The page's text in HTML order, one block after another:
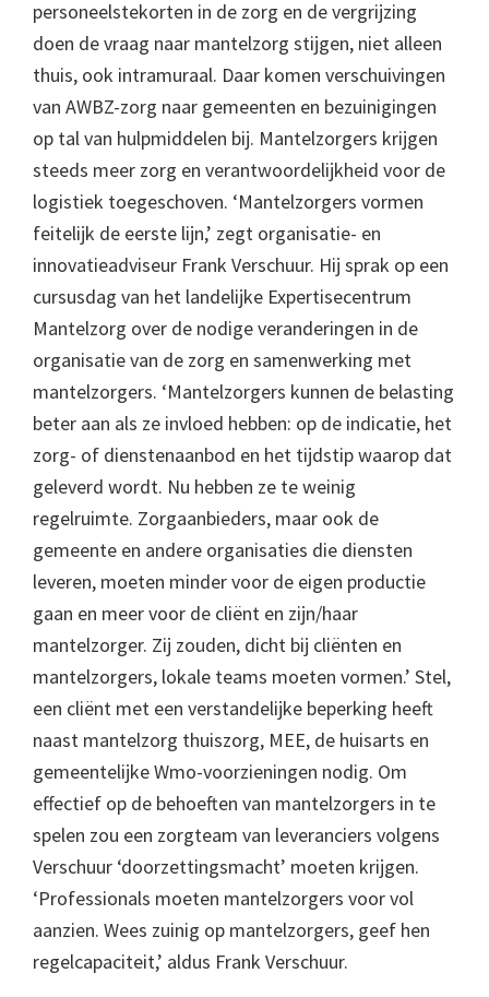
personeelstekorten in de zorg en de vergrijzing
doen de vraag naar mantelzorg stijgen, niet alleen
thuis, ook intramuraal. Daar komen verschuivingen
van AWBZ-zorg naar gemeenten en bezuinigingen
op tal van hulpmiddelen bij. Mantelzorgers krijgen
steeds meer zorg en verantwoordelijkheid voor de
logistiek toegeschoven. ‘Mantelzorgers vormen
feitelijk de eerste lijn,’ zegt organisatie- en
innovatieadviseur Frank Verschuur. Hij sprak op een
cursusdag van het landelijke Expertisecentrum
Mantelzorg over de nodige veranderingen in de
organisatie van de zorg en samenwerking met
mantelzorgers. ‘Mantelzorgers kunnen de belasting
beter aan als ze invloed hebben: op de indicatie, het
zorg- of dienstenaanbod en het tijdstip waarop dat
geleverd wordt. Nu hebben ze te weinig
regelruimte. Zorgaanbieders, maar ook de
gemeente en andere organisaties die diensten
leveren, moeten minder voor de eigen productie
gaan en meer voor de cliënt en zijn/haar
mantelzorger. Zij zouden, dicht bij cliënten en
mantelzorgers, lokale teams moeten vormen.’ Stel,
een cliënt met een verstandelijke beperking heeft
naast mantelzorg thuiszorg, MEE, de huisarts en
gemeentelijke Wmo-voorzieningen nodig. Om
effectief op de behoeften van mantelzorgers in te
spelen zou een zorgteam van leveranciers volgens
Verschuur ‘doorzettingsmacht’ moeten krijgen.
‘Professionals moeten mantelzorgers voor vol
aanzien. Wees zuinig op mantelzorgers, geef hen
regelcapaciteit,’ aldus Frank Verschuur.